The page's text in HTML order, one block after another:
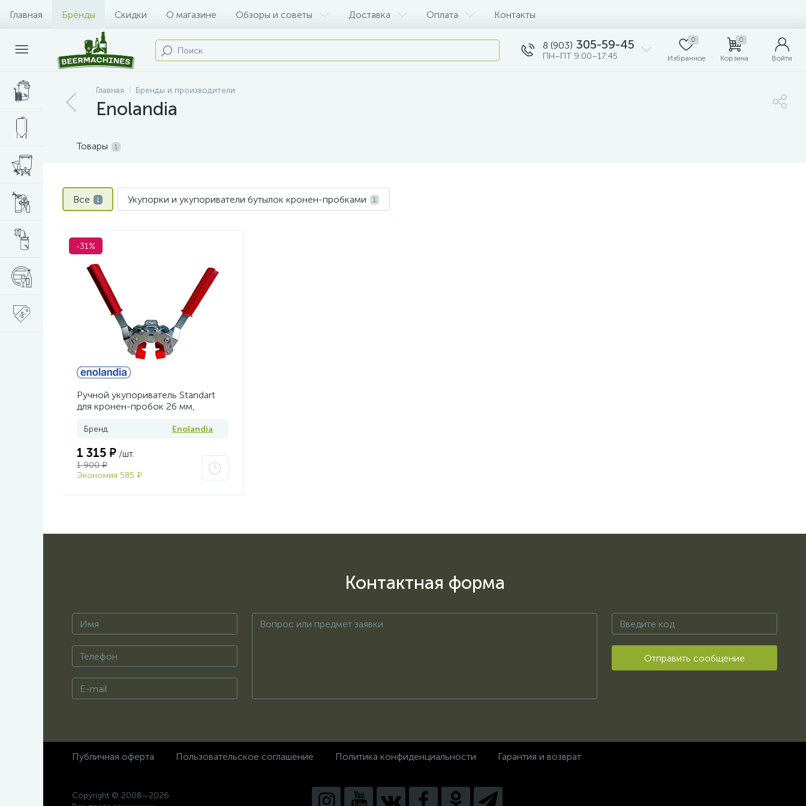
Главная Бренды Скидки О магазине Обзоры и советы Доставка Оплата Контакты
8 (903) 305-59-45
ПН–ПТ 9:00–17:45
0
Избранное
0
Корзина Войти
Главная Бренды и производители
Enolandia
Товары 1
Все 1 Укупорки и укупориватели бутылок кронен-пробками 1
-31%
Ручной укупориватель Standart
для кронен-пробок 26 мм,
Бренд Enolandia
1 315 ₽ /шт.
1 900 ₽
Экономия 585 ₽
Контактная форма
Отправить сообщение
Публичная оферта Пользовательское соглашение Политика конфиденциальности Гарантия и возврат
Copyright © 2008—2026